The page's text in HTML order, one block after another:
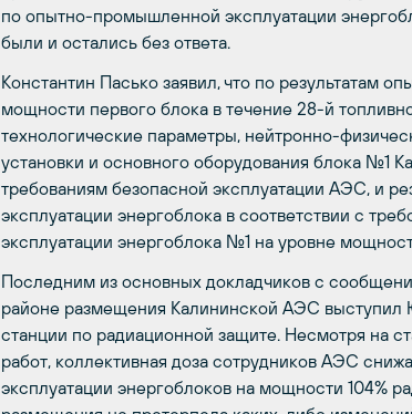
по опытно-промышленной эксплуатации
были и остались без ответа.
Константин Пасько заявил, что по результатам
мощности первого блока в течение 28-й
технологические параметры, нейтронно-
установки и основного оборудования блока №1
требованиям безопасной эксплуатации АЭС, и
эксплуатации энергоблока в соответствии с
эксплуатации энергоблока №1 на уровне
Последним из основных докладчиков с
районе размещения Калининской АЭС выступил
станции по радиационной защите. Несмотря на
работ, коллективная доза сотрудников АЭС
эксплуатации энергоблоков на мощности 104%